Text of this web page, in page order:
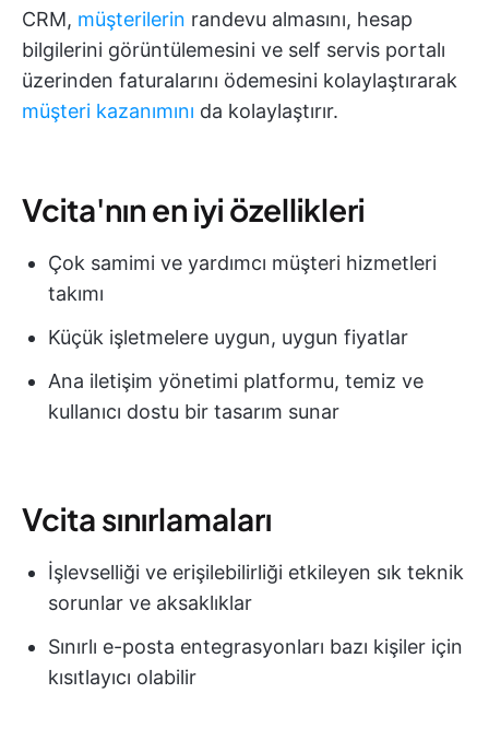
CRM, müşterilerin randevu almasını, hesap
bilgilerini görüntülemesini ve self servis portalı
üzerinden faturalarını ödemesini kolaylaştırarak
müşteri kazanımını da kolaylaştırır.
Vcita'nın en iyi özellikleri
Çok samimi ve yardımcı müşteri hizmetleri
takımı
Küçük işletmelere uygun, uygun fiyatlar
Ana iletişim yönetimi platformu, temiz ve
kullanıcı dostu bir tasarım sunar
Vcita sınırlamaları
İşlevselliği ve erişilebilirliği etkileyen sık teknik
sorunlar ve aksaklıklar
Sınırlı e-posta entegrasyonları bazı kişiler için
kısıtlayıcı olabilir